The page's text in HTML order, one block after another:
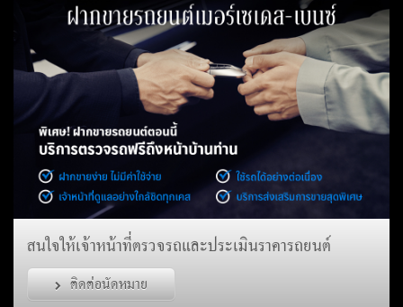
สนใจให้เจ้าหน้าที่ตรวจรถและประเมินราคารถยนต์
ติดต่อนัดหมาย